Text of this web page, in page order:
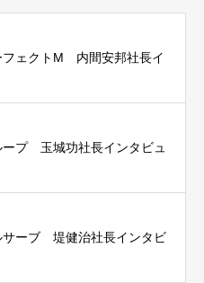
フェクトM 内間安邦社長イ
ープ 玉城功社長インタビュ
サーブ 堤健治社長インタビ